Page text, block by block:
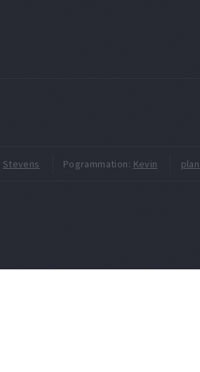
Stevens Pogrammation: Kevin